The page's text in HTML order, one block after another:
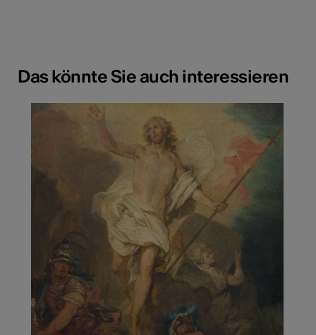
Das könnte Sie auch interessieren